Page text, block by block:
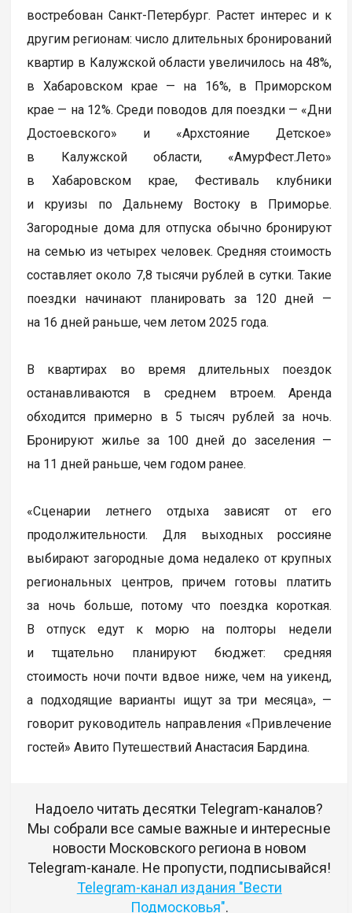
востребован Санкт-Петербург. Растет интерес и к
другим регионам: число длительных бронирований
квартир в Калужской области увеличилось на 48%,
в Хабаровском крае — на 16%, в Приморском
крае — на 12%. Среди поводов для поездки — «Дни
Достоевского» и «Архстояние Детское»
в Калужской области, «АмурФест.Лето»
в Хабаровском крае, Фестиваль клубники
и круизы по Дальнему Востоку в Приморье.
Загородные дома для отпуска обычно бронируют
на семью из четырех человек. Средняя стоимость
составляет около 7,8 тысячи рублей в сутки. Такие
поездки начинают планировать за 120 дней —
на 16 дней раньше, чем летом 2025 года.
В квартирах во время длительных поездок
останавливаются в среднем втроем. Аренда
обходится примерно в 5 тысяч рублей за ночь.
Бронируют жилье за 100 дней до заселения —
на 11 дней раньше, чем годом ранее.
«Сценарии летнего отдыха зависят от его
продолжительности. Для выходных россияне
выбирают загородные дома недалеко от крупных
региональных центров, причем готовы платить
за ночь больше, потому что поездка короткая.
В отпуск едут к морю на полторы недели
и тщательно планируют бюджет: средняя
стоимость ночи почти вдвое ниже, чем на уикенд,
а подходящие варианты ищут за три месяца», —
говорит руководитель направления «Привлечение
гостей» Авито Путешествий Анастасия Бардина.
Надоело читать десятки Telegram-каналов?
Мы собрали все самые важные и интересные
новости Московского региона в новом
Telegram-канале. Не пропусти, подписывайся!
Telegram-канал издания "Вести
Подмосковья".